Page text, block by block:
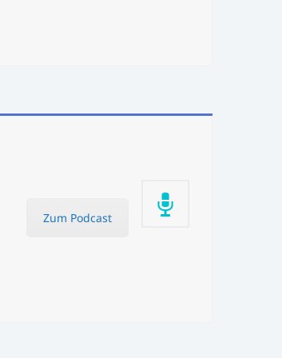
Zum Podcast